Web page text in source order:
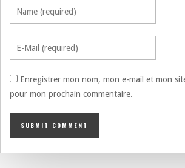
Enregistrer mon nom, mon e-mail et mon
pour mon prochain commentaire.